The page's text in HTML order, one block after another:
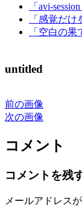
「avi-
「感覚だけ
「空白の果
untitled
前の画像
次の画像
コメント
コメントを残
メールアドレス